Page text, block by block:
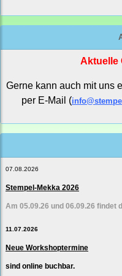
Aktuelle
Gerne kann auch mit uns
per E-Mail (
07.08.2026
Stempel-Mekka 2026
Am 05.09.26 und 06.09.26 findet
11.07.2026
Neue Workshoptermine
sind online buchbar.